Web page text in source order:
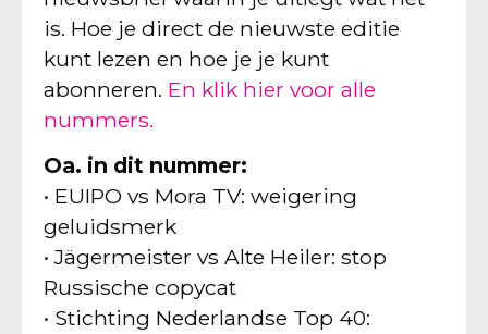
is. Hoe je direct de nieuwste editie
kunt lezen en hoe je je kunt
abonneren. En klik hier voor alle
nummers.
Oa. in dit nummer:
• EUIPO vs Mora TV: weigering
geluidsmerk
• Jägermeister vs Alte Heiler: stop
Russische copycat
• Stichting Nederlandse Top 40: